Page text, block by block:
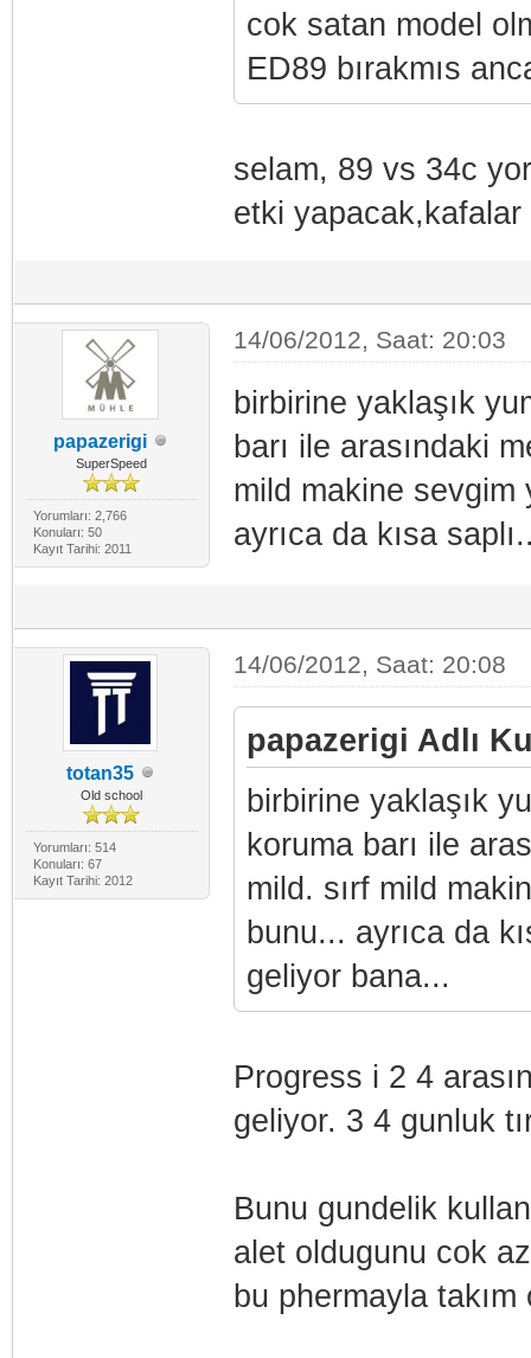
cok satan model
ED89 bırakmıs
selam, 89 vs 34c
etki yapacak,kafalar
papazerigi
SuperSpeed
Yorumları: 2,766
Konuları: 50
Kayıt Tarihi: 2011
14/06/2012, Saat: 20:03
birbirine yaklaşık
barı ile arasındaki
mild makine sevgim
ayrıca da kısa
totan35
Old school
Yorumları: 514
Konuları: 67
Kayıt Tarihi: 2012
14/06/2012, Saat: 20:08
papazerigi Adlı
birbirine yaklaşık
koruma barı ile
mild. sırf mild
bunu... ayrıca da
geliyor bana...
Progress i 2 4
geliyor. 3 4 gunluk
Bunu gundelik
alet oldugunu cok
bu phermayla takım